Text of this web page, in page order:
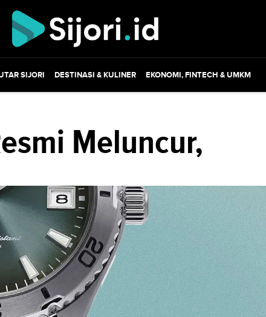
SIJORI DESTINASI & KULINER EKONOMI, FINTECH & UMKM
Meluncur,